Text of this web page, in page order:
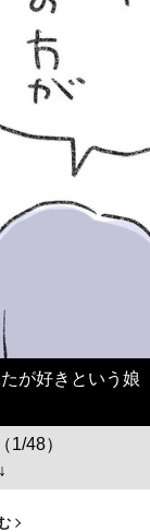
が好きという娘
1/48）